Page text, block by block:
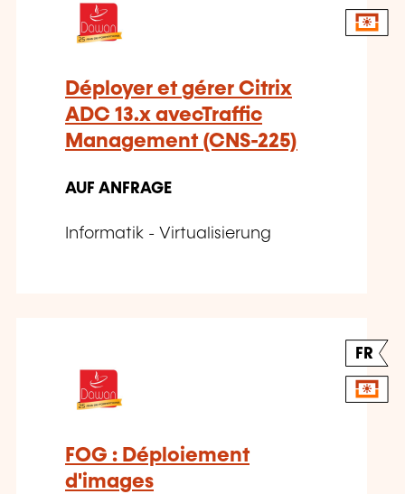
Déployer et gérer Citrix
ADC 13.x avecTraffic
Management (CNS-225)
AUF ANFRAGE
Informatik - Virtualisierung
FR
FOG : Déploiement
d'images